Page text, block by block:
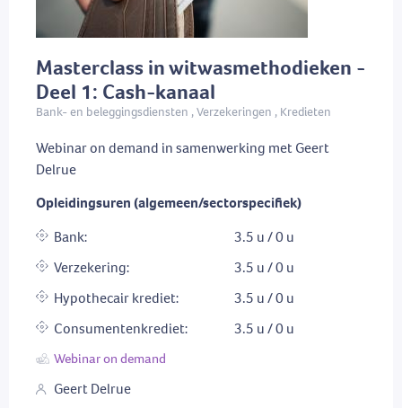
Masterclass in witwasmethodieken -
Deel 1: Cash-kanaal
Bank- en beleggingsdiensten , Verzekeringen , Kredieten
Webinar on demand in samenwerking met Geert
Delrue
Opleidingsuren (algemeen/sectorspecifiek)
Bank:
3.5 u / 0 u
Verzekering:
3.5 u / 0 u
Hypothecair krediet:
3.5 u / 0 u
Consumentenkrediet:
3.5 u / 0 u
Webinar on demand
Geert Delrue